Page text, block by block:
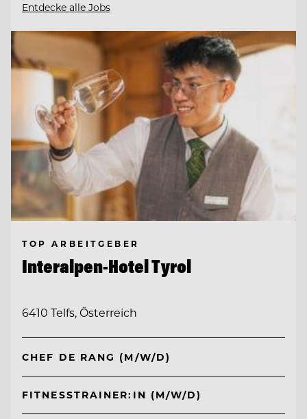
Entdecke alle Jobs
TOP ARBEITGEBER
Interalpen-Hotel Tyrol
6410 Telfs, Österreich
CHEF DE RANG (M/W/D)
FITNESSTRAINER:IN (M/W/D)